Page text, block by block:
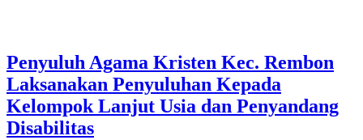
Penyuluh Agama Kristen Kec. Rembon
Laksanakan Penyuluhan Kepada
Kelompok Lanjut Usia dan Penyandang
Disabilitas